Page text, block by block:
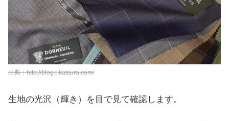
出典：http://blog.t-katsura.com/
生地の光沢（輝き）を目で見て確認します。